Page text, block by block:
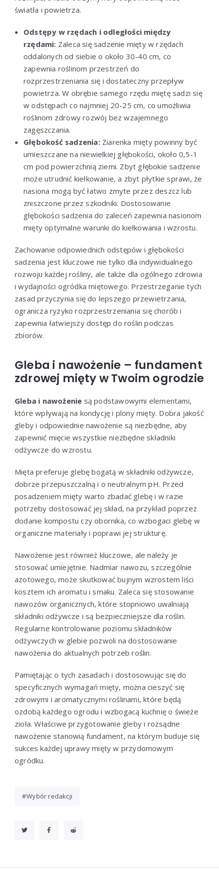
światła i powietrza.
Odstępy w rzędach i odległości między
rzędami: Zaleca się sadzenie mięty w rzędach
oddalonych od siebie o około 30-40 cm, co
zapewnia roślinom przestrzeń do
rozprzestrzeniania się i dostateczny przepływ
powietrza. W obrębie samego rzędu miętę sadzi się
w odstępach co najmniej 20-25 cm, co umożliwia
roślinom zdrowy rozwój bez wzajemnego
zagęszczania.
Głębokość sadzenia:Ziarenka mięty powinny być
umieszczane na niewielkiej głębokości, około 0,5-1
cm pod powierzchnią ziemi. Zbyt głębokie sadzenie
może utrudnić kiełkowanie, a zbyt płytkie sprawi, że
nasiona mogą być łatwo zmyte przez deszcz lub
zniszczone przez szkodniki. Dostosowanie
głębokości sadzenia do zaleceń zapewnia nasionom
mięty optymalne warunki do kiełkowania i wzrostu.
Zachowanie odpowiednich odstępów i głębokości
sadzenia jest kluczowe nie tylko dla indywidualnego
rozwoju każdej rośliny, ale także dla ogólnego zdrowia
i wydajności ogródka miętowego. Przestrzeganie tych
zasad przyczynia się do lepszego przewietrzania,
ogranicza ryzyko rozprzestrzeniania się chorób i
zapewnia łatwiejszy dostęp do roślin podczas
zbiorów.
Gleba i nawożenie – fundament
zdrowej mięty w Twoim ogrodzie
Gleba i nawożenie są podstawowymi elementami,
które wpływają na kondycję i plony mięty. Dobra jakość
gleby i odpowiednie nawożenie są niezbędne, aby
zapewnić mięcie wszystkie niezbędne składniki
odżywcze do wzrostu.
Mięta preferuje glebę bogatą w składniki odżywcze,
dobrze przepuszczalną i o neutralnym pH. Przed
posadzeniem mięty warto zbadać glebę i w razie
potrzeby dostosować jej skład, na przykład poprzez
dodanie kompostu czy obornika, co wzbogaci glebę w
organiczne materiały i poprawi jej strukturę.
Nawożenie jest również kluczowe, ale należy je
stosować umiejętnie. Nadmiar nawozu, szczególnie
azotowego, może skutkować bujnym wzrostem liści
kosztem ich aromatu i smaku. Zaleca się stosowanie
nawozów organicznych, które stopniowo uwalniają
składniki odżywcze i są bezpieczniejsze dla roślin.
Regularne kontrolowanie poziomu składników
odżywczych w glebie pozwoli na dostosowanie
nawożenia do aktualnych potrzeb roślin.
Pamiętając o tych zasadach i dostosowując się do
specyficznych wymagań mięty, można cieszyć się
zdrowymi i aromatycznymi roślinami, które będą
ozdobą każdego ogrodu i wzbogacą kuchnię o świeże
zioła. Właściwe przygotowanie gleby i rozsądne
nawożenie stanowią fundament, na którym buduje się
sukces każdej uprawy mięty w przydomowym
ogródku.
Wybór redakcji